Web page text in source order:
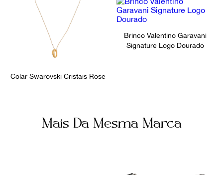
Colar Swarovski Cristais Rose
Brinco Valentino Garavani
Signature Logo Dourado
Mais Da Mesma Marca
vestido
paula raia